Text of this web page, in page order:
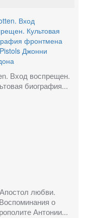
Вход воспрещен.
биография...
Апостол любви.
Воспоминания о
Антонии...